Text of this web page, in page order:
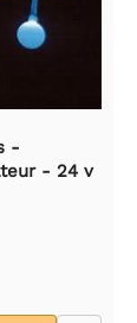
-
- 24 v